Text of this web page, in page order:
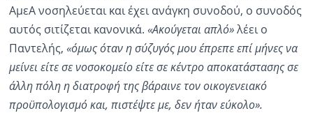
ΑμεΑ νοσηλεύεται και έχει ανάγκη συνοδού, ο συνοδός
αυτός σιτίζεται κανονικά. «Ακούγεται απλό»λέει ο
Παντελής, «όμως όταν η σύζυγός μου έπρεπε επί μήνες να
μείνει είτε σε νοσοκομείο είτε σε κέντρο αποκατάστασης σε
άλλη πόλη η διατροφή της βάραινε τον οικογενειακό
προϋπολογισμό και, πιστέψτε με, δεν ήταν εύκολο».